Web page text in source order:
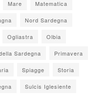
Mare Matematica
Nord Sardegna
Ogliastra Olbia
Sardegna Primavera
Spiagge Storia
Sulcis Iglesiente